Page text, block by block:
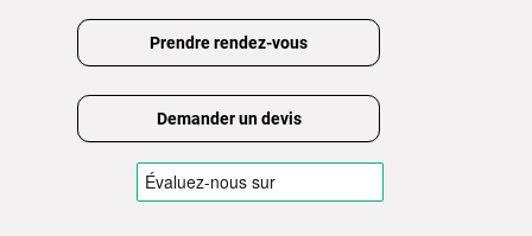
Prendre rendez-vous
Demander un devis